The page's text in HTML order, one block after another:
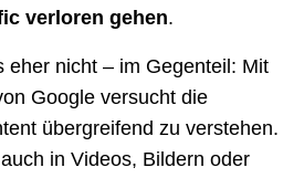
verloren gehen.
eher nicht – im Gegenteil: Mit
Google versucht die
übergreifend zu verstehen.
in Videos, Bildern oder